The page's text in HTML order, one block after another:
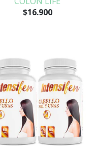
$16.900